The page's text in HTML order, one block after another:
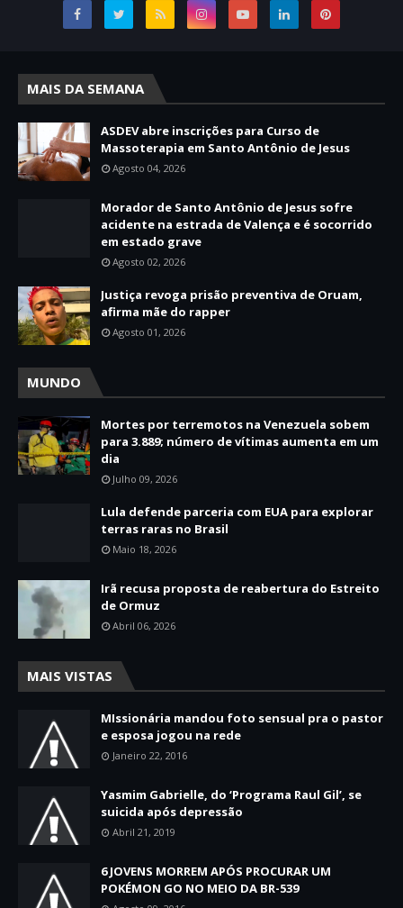
MAIS DA SEMANA
ASDEV abre inscrições para Curso de
Massoterapia em Santo Antônio de Jesus
Agosto 04, 2026
Morador de Santo Antônio de Jesus sofre
acidente na estrada de Valença e é socorrido
em estado grave
Agosto 02, 2026
Justiça revoga prisão preventiva de Oruam,
afirma mãe do rapper
Agosto 01, 2026
MUNDO
Mortes por terremotos na Venezuela sobem
para 3.889; número de vítimas aumenta em um
dia
Julho 09, 2026
Lula defende parceria com EUA para explorar
terras raras no Brasil
Maio 18, 2026
Irã recusa proposta de reabertura do Estreito
de Ormuz
Abril 06, 2026
MAIS VISTAS
MIssionária mandou foto sensual pra o pastor
e esposa jogou na rede
Janeiro 22, 2016
Yasmim Gabrielle, do ‘Programa Raul Gil’, se
suicida após depressão
Abril 21, 2019
6 JOVENS MORREM APÓS PROCURAR UM
POKÉMON GO NO MEIO DA BR-539